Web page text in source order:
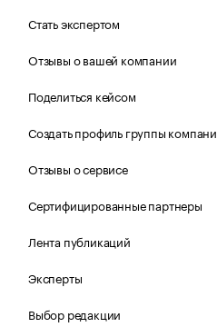
Стать экспертом
Отзывы о вашей компании
Поделиться кейсом
Создать профиль группы
Отзывы о сервисе
Сертифицированные партнеры
Лента публикаций
Эксперты
Выбор редакции